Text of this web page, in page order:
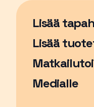
Lisää
Sivu
Lisää
Medialle